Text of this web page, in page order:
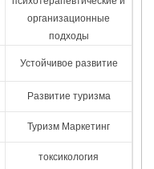
организационные
подходы
Устойчивое развитие
Развитие туризма
Туризм Маркетинг
токсикология